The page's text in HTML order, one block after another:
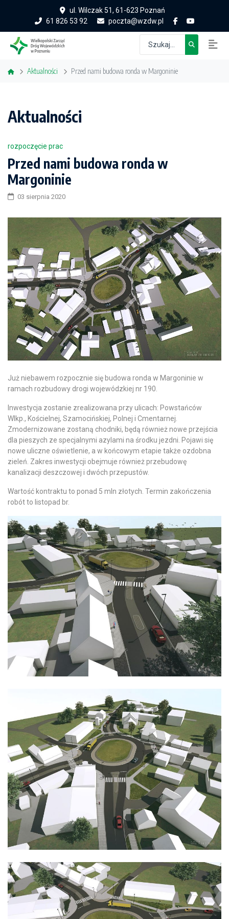
ul. Wilczak 51, 61-623 Poznań
61 826 53 92
poczta@wzdw.pl
Aktualności Przed nami budowa ronda w Margoninie
Aktualności
rozpoczęcie prac
Przed nami budowa ronda w
Margoninie
03 sierpnia 2020
Już niebawem rozpocznie się budowa ronda w Margoninie w
ramach rozbudowy drogi wojewódzkiej nr 190.
Inwestycja zostanie zrealizowana przy ulicach: Powstańców
Wlkp., Kościelnej, Szamocińskiej, Polnej i Cmentarnej.
Zmodernizowane zostaną chodniki, będą również nowe przejścia
dla pieszych ze specjalnymi azylami na środku jezdni. Pojawi się
nowe uliczne oświetlenie, a w końcowym etapie także ozdobna
zieleń. Zakres inwestycji obejmuje również przebudowę
kanalizacji deszczowej i dwóch przepustów.
Wartość kontraktu to ponad 5 mln złotych. Termin zakończenia
robót to listopad br.